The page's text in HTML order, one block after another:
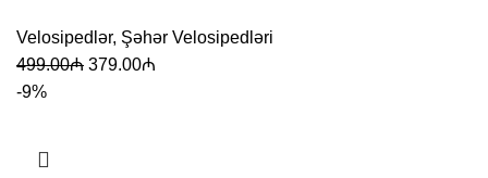
Velosipedlər, Şəhər Velosipedləri
499.00₼ 379.00₼
-9%